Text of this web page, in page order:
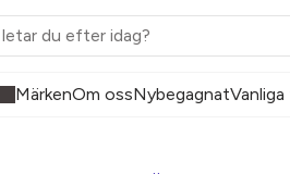
MärkenOm ossNybegagnat